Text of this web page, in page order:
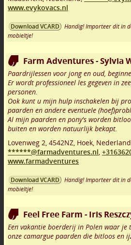
www.evykovacs.nl
Download VCARD
Handig! Importeer dit in
mobieltje!
Farm Adventures - Sylvia
Paardrijlessen voor jong en oud,
Er wordt professioneel les gegeven in
personen.
Ook kunt u mijn hulp inschakelen bij
paarden en andere eventuele
Al mijn paarden en pony's worden
buiten en worden natuurlijk bekapt.
Lovenweg 2, 4542NZ, Hoek,
******@farmadventures.nl,
www.farmadventures
Download VCARD
Handig! Importeer dit in
mobieltje!
Feel Free Farm - Iris
Een vakantie boerderij in Polen waar je
onze camargue paarden die bitloos en